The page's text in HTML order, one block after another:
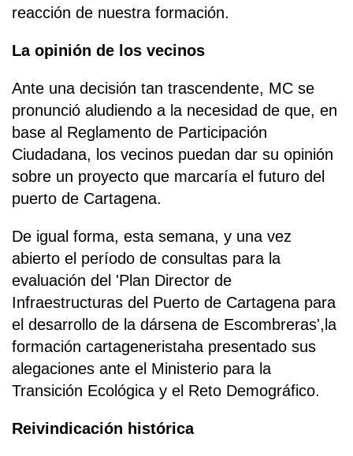
reacción de nuestra formación.
La opinión de los vecinos
Ante una decisión tan trascendente, MC se
pronunció aludiendo a la necesidad de que, en
base al Reglamento de Participación
Ciudadana, los vecinos puedan dar su opinión
sobre un proyecto que marcaría el futuro del
puerto de Cartagena.
De igual forma, esta semana, y una vez
abierto el período de consultas para la
evaluación del 'Plan Director de
Infraestructuras del Puerto de Cartagena para
el desarrollo de la dársena de Escombreras',la
formación cartageneristaha presentado sus
alegaciones ante el Ministerio para la
Transición Ecológica y el Reto Demográfico.
Reivindicación histórica